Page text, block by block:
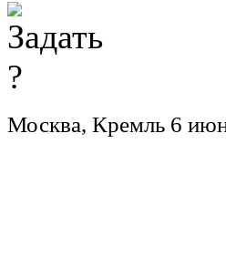
Москва, Кремль 6